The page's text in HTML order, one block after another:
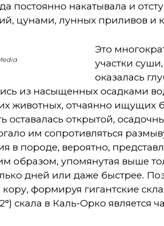
постоянно накатывала и
цунами, лунных приливов и
Это
участки
оказалась
из насыщенных осадками
животных, отчаянно ищущих
оставалась открытой,
им сопротивляться
в породе, вероятно,
образом, упомянутая выше
дней или даже быстрее.
формируя гигантские
скала в Каль-Орко является